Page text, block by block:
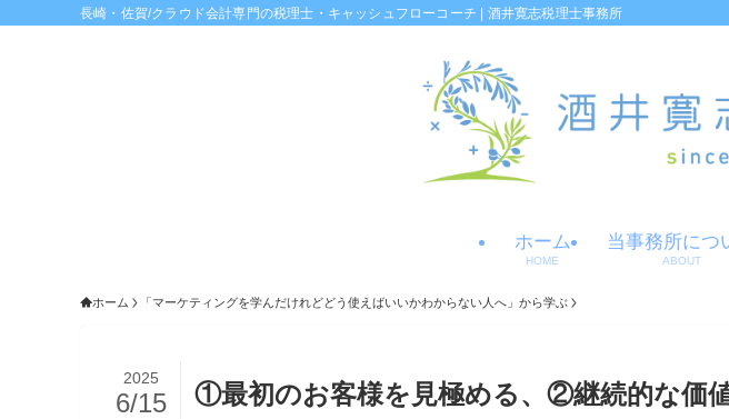
長崎・佐賀/クラウド会計専門の税理士・キャッシュフローコーチ | 酒井寛志税理士事務所
ホーム
HOME
当事務所につ
ABOUT
ホーム 「マーケティングを学んだけれどどう使えばいいかわからない人へ」から学ぶ
①最初のお客様を見極める、②継続的な価
2025
6/15